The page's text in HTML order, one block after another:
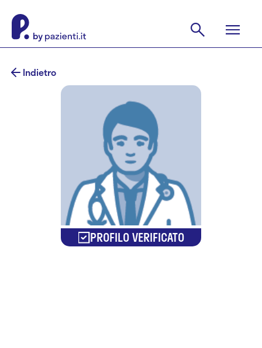
Indietro
PROFILO VERIFICATO